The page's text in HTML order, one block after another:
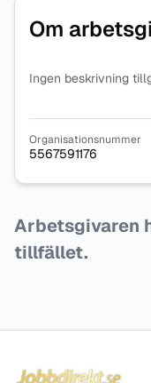
Om
Ingen beskrivning
Organisationsnummer
5567591176
Arbetsgivaren
tillfället.